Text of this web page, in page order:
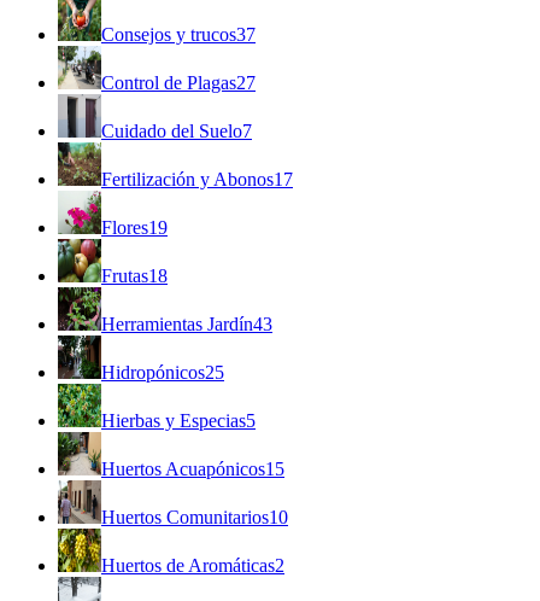
Consejos y trucos37
Control de Plagas27
Cuidado del Suelo7
Fertilización y Abonos17
Flores19
Frutas18
Herramientas Jardín43
Hidropónicos25
Hierbas y Especias5
Huertos Acuapónicos15
Huertos Comunitarios10
Huertos de Aromáticas2